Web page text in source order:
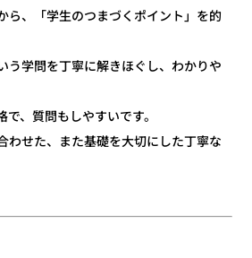
ら、「学生のつまづくポイント」を的
う学問を丁寧に解きほぐし、わかりや
、質問もしやすいです。
わせた、また基礎を大切にした丁寧な